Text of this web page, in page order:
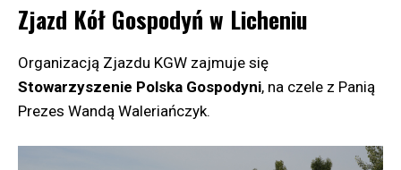
Zjazd Kół Gospodyń w Licheniu
Organizacją Zjazdu KGW zajmuje się
Stowarzyszenie Polska Gospodyni, na czele z Panią
Prezes Wandą Waleriańczyk.